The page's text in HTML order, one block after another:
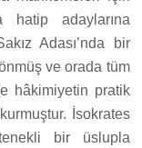
hatip adaylarına
Adası’nda bir
ve orada tüm
hâkimiyetin pratik
İsokrates
bir üslupla